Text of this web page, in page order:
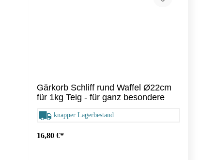
Gärkorb Schliff rund Waffel Ø22cm
für 1kg Teig - für ganz besondere
knapper Lagerbestand
16,80 €*